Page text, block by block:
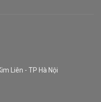
Liên - TP Hà Nội